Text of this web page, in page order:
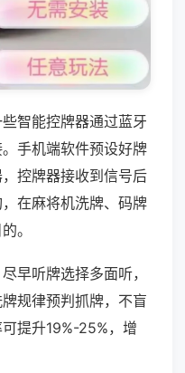
智能控牌器通过蓝牙
手机端软件预设好牌
控牌器接收到信号后
在麻将机洗牌、码牌
。
早听牌选择多面听，
规律预判抓牌，不盲
提升19%-25%，增